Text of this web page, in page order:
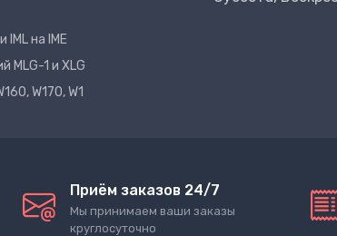
на IME
MLG-1 и XLG
W170, W1
Приём заказов 24/7
Мы принимаем ваши заказы
круглосуточно